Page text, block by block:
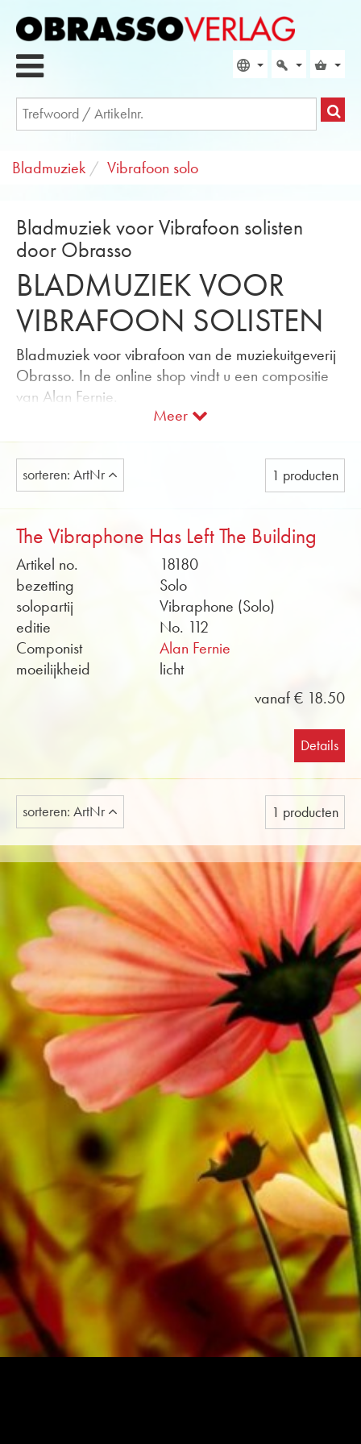
Bladmuziek Vibrafoon solo
Bladmuziek voor Vibrafoon solisten
door Obrasso
BLADMUZIEK VOOR
VIBRAFOON SOLISTEN
Bladmuziek voor vibrafoon van de muziekuitgeverij
Obrasso. In de online shop vindt u een compositie
van Alan Fernie.
Wij bieden de bladmuziek voor vibrafoon met
pianobegeleiding aan. Soundfiles en repetitiescores
in PDF-formaat zijn gratis te vinden in de Online-
Shop.
Obrasso.
Meer
sorteren: ArtNr 1 producten
The Vibraphone Has Left The Building
Artikel no.
18180
bezetting
Solo
solopartij
Vibraphone (Solo)
editie
No. 112
Componist
Alan Fernie
moeilijkheid
licht
vanaf € 18.50
Details
sorteren: ArtNr 1 producten